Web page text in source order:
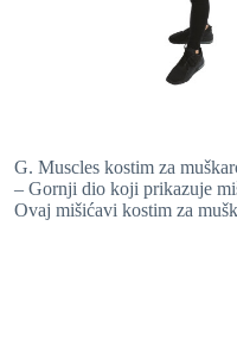
G. Muscles kostim za
– Gornji dio koji prikazuje
Ovaj mišićavi kostim za